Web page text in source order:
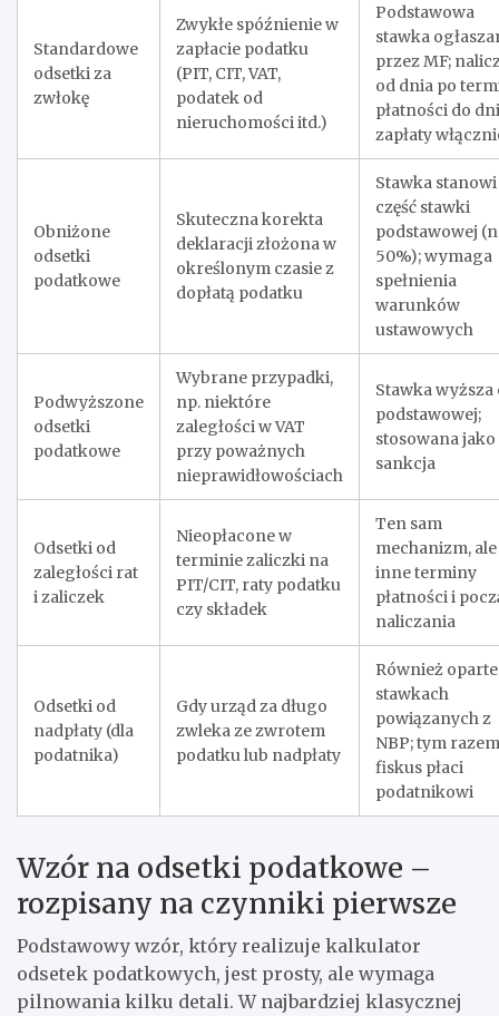
Standardowe
odsetki za
zwłokę
Zwykłe spóźnienie w
zapłacie podatku
(PIT, CIT, VAT,
podatek od
nieruchomości itd.)
Podstawowa
stawka
przez MF;
od dnia po
płatności do
zapłaty
Obniżone
odsetki
podatkowe
Skuteczna korekta
deklaracji złożona w
określonym czasie z
dopłatą podatku
Stawka stanowi
część stawki
podstawowej
50%); wymaga
spełnienia
warunków
ustawowych
Podwyższone
odsetki
podatkowe
Wybrane przypadki,
np. niektóre
zaległości w VAT
przy poważnych
nieprawidłowościach
Stawka wyższa
podstawowej;
stosowana jako
sankcja
Odsetki od
zaległości rat
i zaliczek
Nieopłacone w
terminie zaliczki na
PIT/CIT, raty podatku
czy składek
Ten sam
mechanizm, ale
inne terminy
płatności i
naliczania
Odsetki od
nadpłaty (dla
podatnika)
Gdy urząd za długo
zwleka ze zwrotem
podatku lub nadpłaty
Również
stawkach
powiązanych z
NBP; tym
fiskus płaci
podatnikowi
Wzór na odsetki podatkowe –
rozpisany na czynniki pierwsze
Podstawowy wzór, który realizuje kalkulator
odsetek podatkowych, jest prosty, ale wymaga
pilnowania kilku detali. W najbardziej klasycznej